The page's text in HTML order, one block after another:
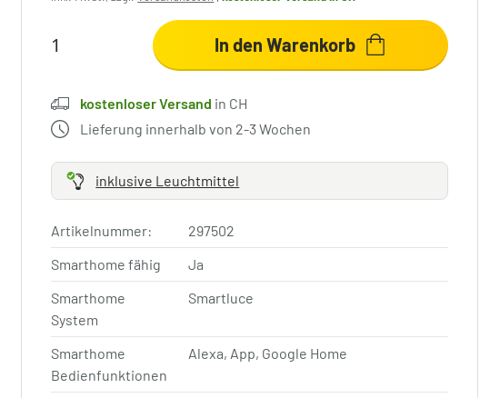
In den Warenkorb
kostenloser Versand in CH
Lieferung innerhalb von 2-3 Wochen
inklusive Leuchtmittel
Artikelnummer:
297502
Smarthome fähig
Ja
Smarthome
System
Smartluce
Smarthome
Bedienfunktionen
Alexa, App, Google Home